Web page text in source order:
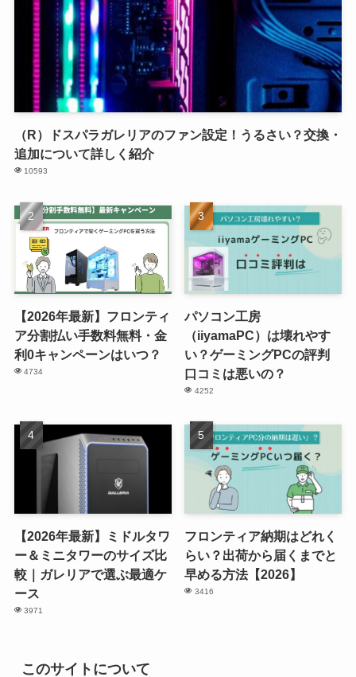
（R）ドスパラガレリアのファン設定！うるさい？交換・
追加について詳しく紹介
10593
【2026年最新】フロンティ
ア分割払い手数料無料・金
利0キャンペーンはいつ？
4734
パソコン工房
（iiyamaPC）は壊れやす
い？ゲーミングPCの評判
口コミは悪いの？
4252
【2026年最新】ミドルタワ
ー＆ミニタワーのサイズ比
較｜ガレリアで選ぶ最適ケ
ース
3971
フロンティア納期はどれく
らい？出荷から届くまでと
早める方法【2026】
3416
このサイトについて